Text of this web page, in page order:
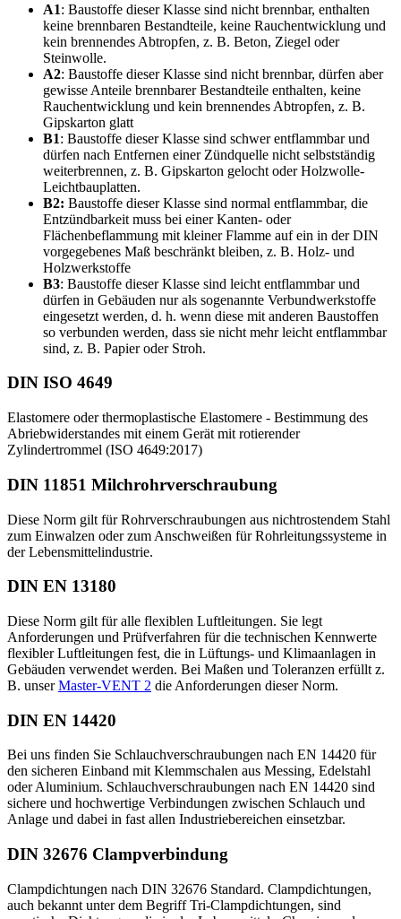
A1: Baustoffe dieser Klasse sind nicht brennbar, enthalten
keine brennbaren Bestandteile, keine Rauchentwicklung und
kein brennendes Abtropfen, z. B. Beton, Ziegel oder
Steinwolle.
A2: Baustoffe dieser Klasse sind nicht brennbar, dürfen aber
gewisse Anteile brennbarer Bestandteile enthalten, keine
Rauchentwicklung und kein brennendes Abtropfen, z. B.
Gipskarton glatt
B1: Baustoffe dieser Klasse sind schwer entflammbar und
dürfen nach Entfernen einer Zündquelle nicht selbstständig
weiterbrennen, z. B. Gipskarton gelocht oder Holzwolle-
Leichtbauplatten.
B2: Baustoffe dieser Klasse sind normal entflammbar, die
Entzündbarkeit muss bei einer Kanten- oder
Flächenbeflammung mit kleiner Flamme auf ein in der DIN
vorgegebenes Maß beschränkt bleiben, z. B. Holz- und
Holzwerkstoffe
B3: Baustoffe dieser Klasse sind leicht entflammbar und
dürfen in Gebäuden nur als sogenannte Verbundwerkstoffe
eingesetzt werden, d. h. wenn diese mit anderen Baustoffen
so verbunden werden, dass sie nicht mehr leicht entflammbar
sind, z. B. Papier oder Stroh.
DIN ISO 4649
Elastomere oder thermoplastische Elastomere - Bestimmung des
Abriebwiderstandes mit einem Gerät mit rotierender
Zylindertrommel (ISO 4649:2017)
DIN 11851 Milchrohrverschraubung
Diese Norm gilt für Rohrverschraubungen aus nichtrostendem Stahl
zum Einwalzen oder zum Anschweißen für Rohrleitungssysteme in
der Lebensmittelindustrie.
DIN EN 13180
Diese Norm gilt für alle flexiblen Luftleitungen. Sie legt
Anforderungen und Prüfverfahren für die technischen Kennwerte
flexibler Luftleitungen fest, die in Lüftungs- und Klimaanlagen in
Gebäuden verwendet werden. Bei Maßen und Toleranzen erfüllt z.
B. unserMaster-VENT 2 die Anforderungen dieser Norm.
DIN EN 14420
Bei uns finden Sie Schlauchverschraubungen nach EN 14420 für
den sicheren Einband mit Klemmschalen aus Messing, Edelstahl
oder Aluminium. Schlauchverschraubungen nach EN 14420 sind
sichere und hochwertige Verbindungen zwischen Schlauch und
Anlage und dabei in fast allen Industriebereichen einsetzbar.
DIN 32676 Clampverbindung
Clampdichtungen nach DIN 32676 Standard. Clampdichtungen,
auch bekannt unter dem Begriff Tri-Clampdichtungen, sind